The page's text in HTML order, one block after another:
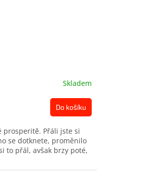
Skladem
Do košíku
prosperitě. Přáli jste si
se dotknete, proměnilo
to přál, avšak brzy poté,